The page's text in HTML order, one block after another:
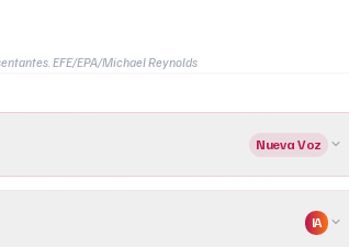
EFE/EPA/Michael Reynolds
Nueva Voz
IA